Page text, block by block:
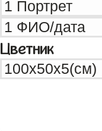
Цветник